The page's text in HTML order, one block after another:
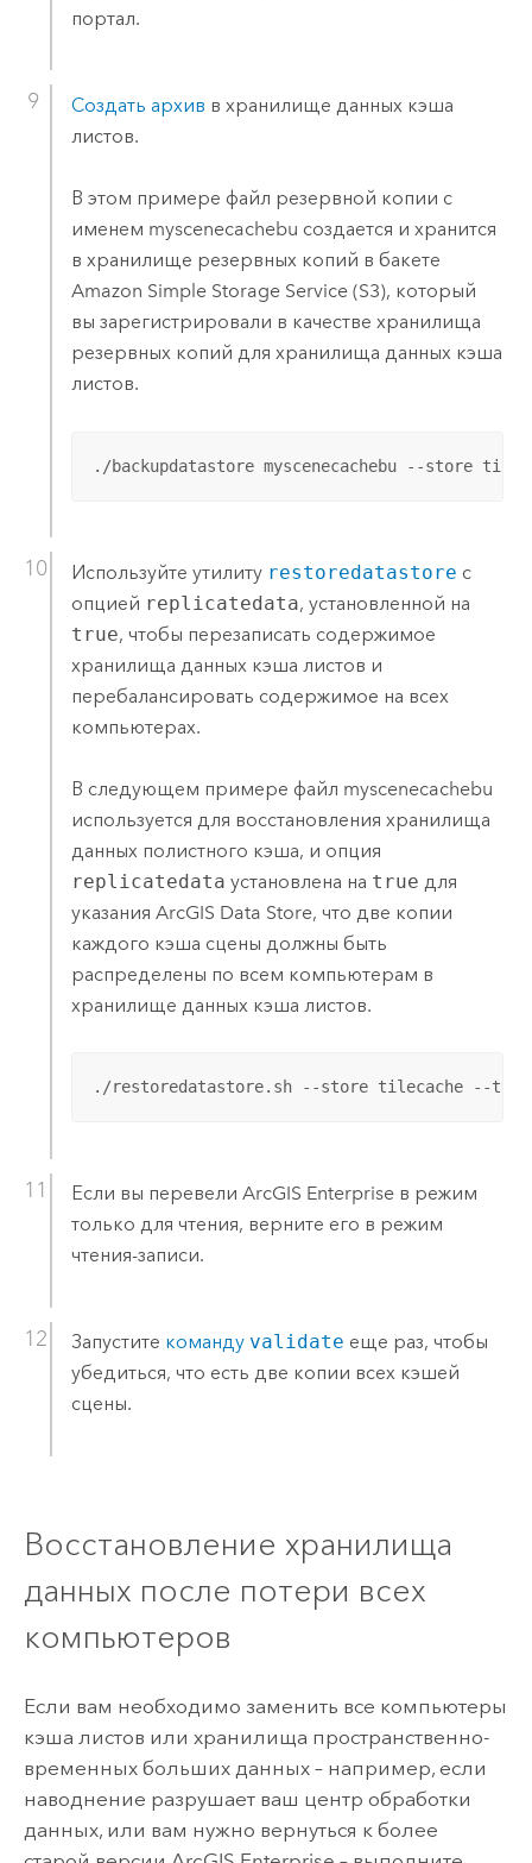
портал.
Создать архив в хранилище данных кэша
листов.
В этом примере файл резервной копии с
именем myscenecachebu создается и хранится
в хранилище резервных копий в бакете
Amazon Simple Storage Service (S3), который
вы зарегистрировали в качестве хранилища
резервных копий для хранилища данных кэша
листов.
./backupdatastore myscenecachebu --store
Используйте утилиту restoredatastore с
опцией replicatedata, установленной на
true, чтобы перезаписать содержимое
хранилища данных кэша листов и
перебалансировать содержимое на всех
компьютерах.
В следующем примере файл myscenecachebu
используется для восстановления хранилища
данных полистного кэша, и опция
replicatedata установлена на true для
указания ArcGIS Data Store, что две копии
каждого кэша сцены должны быть
распределены по всем компьютерам в
хранилище данных кэша листов.
./restoredatastore.sh --store tilecache --target
Если вы перевели ArcGIS Enterpriseв режим
только для чтения, верните его в режим
чтения-записи.
Запустите команду validate еще раз, чтобы
убедиться, что есть две копии всех кэшей
сцены.
Восстановление хранилища
данных после потери всех
компьютеров
Если вам необходимо заменить все компьютеры
кэша листов или хранилища пространственно-
временных больших данных – например, если
наводнение разрушает ваш центр обработки
данных, или вам нужно вернуться к более